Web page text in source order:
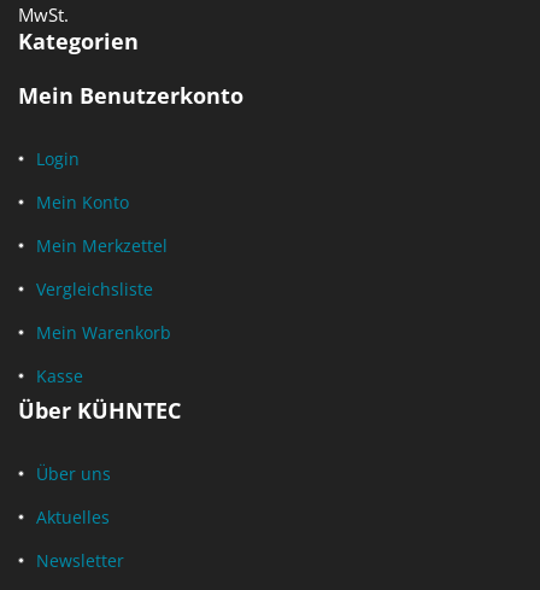
MwSt.
Kategorien
Mein Benutzerkonto
Login
Mein Konto
Mein Merkzettel
Vergleichsliste
Mein Warenkorb
Kasse
Über KÜHNTEC
Über uns
Aktuelles
Newsletter